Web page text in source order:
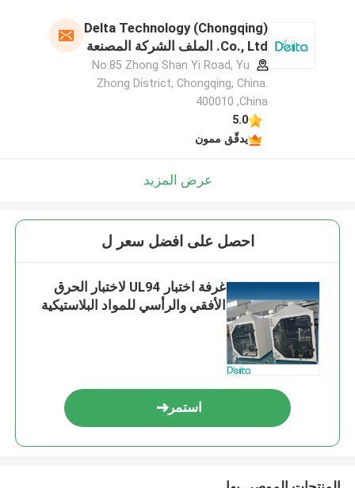
Delta Technology (Chongqing)
Co., Ltd. الملف الشركة المصنعة
No.85 Zhong Shan Yi Road, Yu
Zhong District, Chongqing, China.
400010 ,China
5.0
يدقّق ممون
عرض المزيد
احصل على افضل سعر ل
غرفة اختبار UL94 لاختبار الحرق
الأفقي والرأسي للمواد البلاستيكية
استمر